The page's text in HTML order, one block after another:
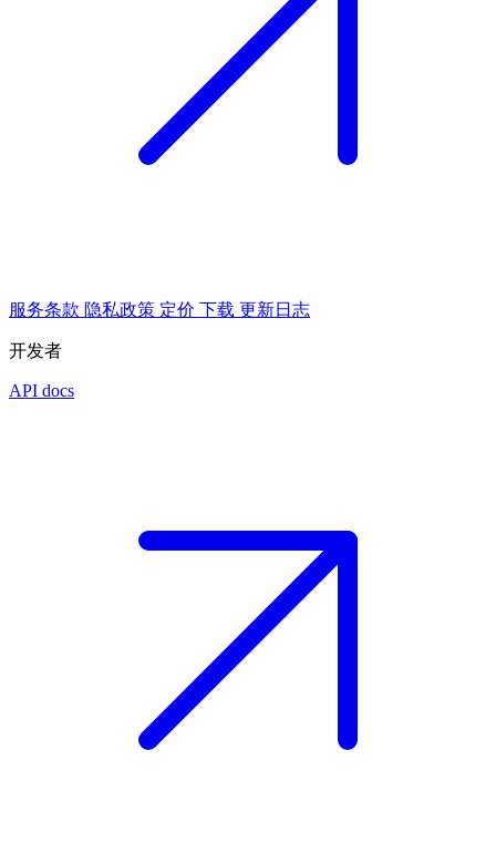
服务条款 隐私政策 定价 下载 更新日志
开发者
API docs